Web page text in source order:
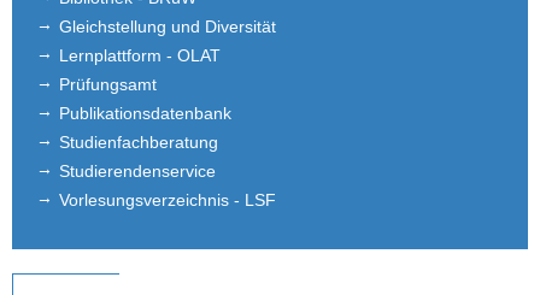
Gleichstellung und Diversität
Lernplattform - OLAT
Prüfungsamt
Publikationsdatenbank
Studienfachberatung
Studierendenservice
Vorlesungsverzeichnis - LSF